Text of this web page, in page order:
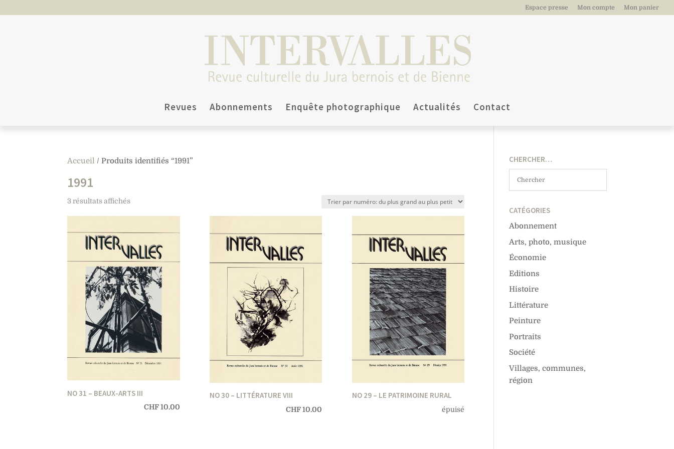
Espace presse Mon compte Mon panier
Revues Abonnements Enquête photographique Actualités Contact
Accueil / Produits identifiés “1991”
1991
3 résultats affichés
NO 31 – BEAUX-ARTS III
CHF10.00
NO 30 – LITTÉRATURE VIII
CHF10.00
NO 29 – LE PATRIMOINE RURAL
épuisé
CHERCHER…
CATÉGORIES
Abonnement
Arts, photo, musique
Économie
Editions
Histoire
Littérature
Peinture
Portraits
Société
Villages, communes,
région